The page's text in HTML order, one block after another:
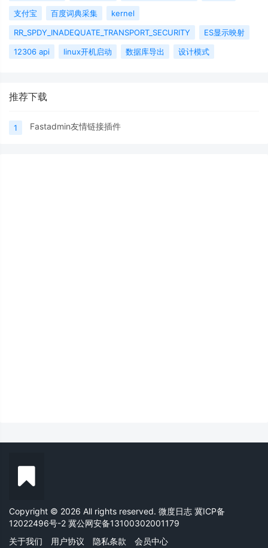
支付宝
百度词典采集
kernel
RR_SPDY_INADEQUATE_TRANSPORT_SECURITY
ES显示映射
12306 api
linux开机启动 数据库导出 设计模式
推荐下载
1 Fastadmin友情链接插件
Copyright © 2026 All rights reserved. 微度日志 冀ICP备
12022496号-2 冀公网安备13100302001179
关于我们
用户协议 隐私条款 会员中心